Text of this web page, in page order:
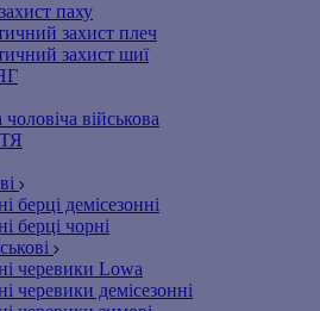
паху
захист плеч
захист шиї
військова
берці демісезонні
берці чорні
черевики Lowa
черевики демісезонні